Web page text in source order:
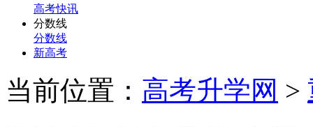
高考快讯
分数线
分数线
新高考
当前位置： 高考升学网 >